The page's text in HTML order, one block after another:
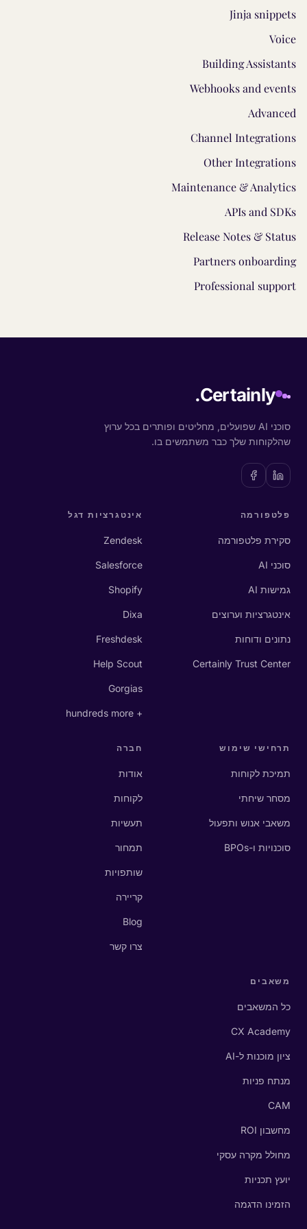
Jinja snippets
Voice
Building Assistants
Webhooks and events
Advanced
Channel Integrations
Other Integrations
Maintenance & Analytics
APIs and SDKs
Release Notes & Status
Partners onboarding
Professional support
Certainly.
סוכני AI שפועלים, מחליטים ופותרים בכל ערוץ
שהלקוחות שלך כבר משתמשים בו.
פלטפורמה
סקירת פלטפורמה
סוכני AI
גמישות AI
אינטגרציות וערוצים
נתונים ודוחות
Certainly Trust Center
אינטגרציות דגל
Zendesk
Salesforce
Shopify
Dixa
Freshdesk
Help Scout
Gorgias
+ hundreds more
תרחישי שימוש
תמיכת לקוחות
מסחר שיחתי
משאבי אנוש ותפעול
סוכנויות ו-BPOs
חברה
אודות
לקוחות
תעשיות
תמחור
שותפויות
קריירה
Blog
צרו קשר
משאבים
כל המשאבים
CX Academy
ציון מוכנות ל-AI
מנתח פניות
CAM
מחשבון ROI
מחולל מקרה עסקי
יועץ תכניות
הזמינו הדגמה